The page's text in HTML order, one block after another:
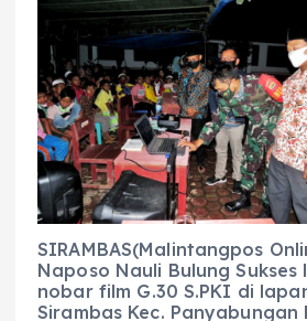
e
b
o
o
k
ts
A
p
p
g
r
a
m
e
n
g
er
l
SIRAMBAS(Malintangpos
Naposo Nauli Bulung Sukses
nobar film G.30 S.PKI di
Sirambas Kec. Panyabungan